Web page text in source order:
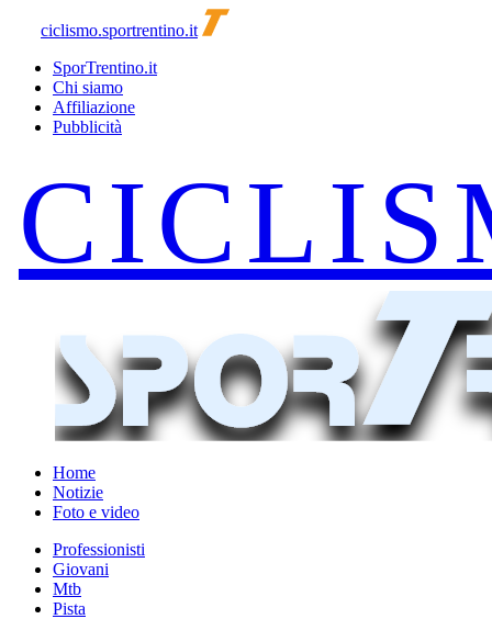
ciclismo.sportrentino.it
SporTrentino.it
Chi siamo
Affiliazione
Pubblicità
Home
Notizie
Foto e video
Professionisti
Giovani
Mtb
Pista